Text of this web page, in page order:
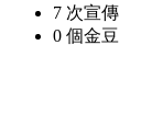
7 次宣傳
0 個金豆